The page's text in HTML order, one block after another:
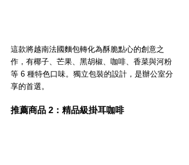
這款將越南法國麵包轉化為酥脆點心的創意之
作，有椰子、芒果、黑胡椒、咖啡、香菜與河粉
等 6 種特色口味。獨立包裝的設計，是辦公室分
享的首選。
推薦商品 2：精品級掛耳咖啡